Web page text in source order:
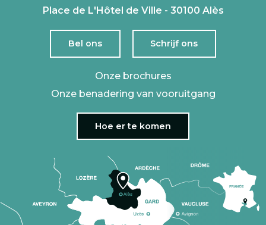
Place de L'Hôtel de Ville - 30100 Alès
Bel ons Schrijf ons
Onze brochures
Onze benadering van vooruitgang
Hoe er te komen